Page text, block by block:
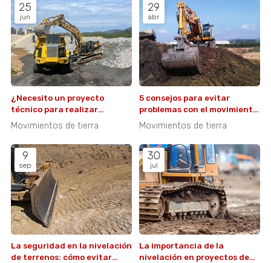
25
jun
¿Necesito un proyecto
técnico para realizar
movimientos de tierra?
Movimientos de tierra
29
abr
5 consejos para evitar
problemas con el movimiento
de tierras en tu parcela
Movimientos de tierra
9
sep
La seguridad en la nivelación
de terrenos: cómo evitar
30
jul
La importancia de la
nivelación en proyectos de